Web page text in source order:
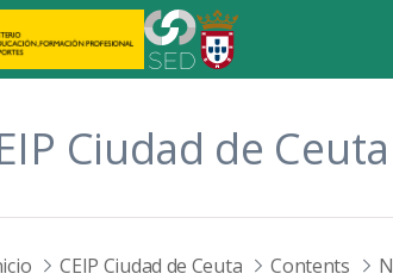
Ciudad de Ceuta
CEIP Ciudad de Ceuta Contents